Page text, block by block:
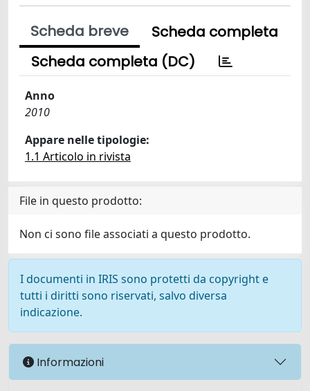
Scheda breve
Scheda completa
Scheda completa (DC)
Anno
2010
Appare nelle tipologie:
1.1 Articolo in rivista
File in questo prodotto:
Non ci sono file associati a questo prodotto.
I documenti in IRIS sono protetti da copyright e
tutti i diritti sono riservati, salvo diversa
indicazione.
Informazioni